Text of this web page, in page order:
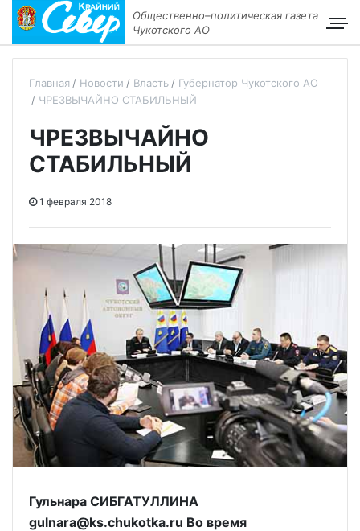
Общественно–политическая газета
Чукотского АО
Главная Новости Власть
Губернатор Чукотского АО
ЧРЕЗВЫЧАЙНО СТАБИЛЬНЫЙ
ЧРЕЗВЫЧАЙНО
СТАБИЛЬНЫЙ
1 февраля 2018
Гульнара СИБГАТУЛЛИНА
gulnara@ks.chukotka.ru Во время